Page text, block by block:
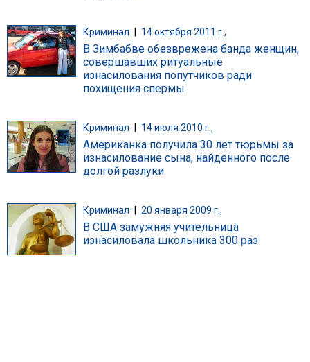
Криминал 14 октября 2011 г.,
В Зимбабве обезврежена банда женщин,
совершавших ритуальные
изнасилования попутчиков ради
похищения спермы
Криминал 14 июля 2010 г.,
Американка получила 30 лет тюрьмы за
изнасилование сына, найденного после
долгой разлуки
Криминал 20 января 2009 г.,
В США замужняя учительница
изнасиловала школьника 300 раз